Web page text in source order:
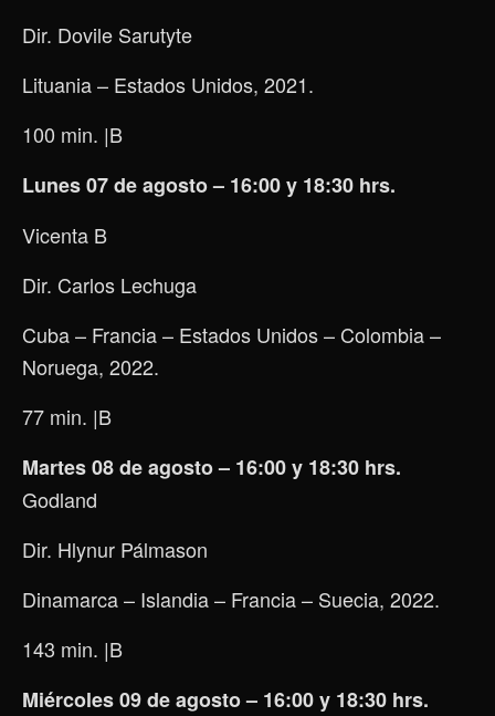
Dir. Dovile Sarutyte
Lituania – Estados Unidos, 2021.
100 min. |B
Lunes 07 de agosto – 16:00 y 18:30 hrs.
Vicenta B
Dir. Carlos Lechuga
Cuba – Francia – Estados Unidos – Colombia –
Noruega, 2022.
77 min. |B
Martes 08 de agosto – 16:00 y 18:30 hrs.
Godland
Dir. Hlynur Pálmason
Dinamarca – Islandia – Francia – Suecia, 2022.
143 min. |B
Miércoles 09 de agosto – 16:00 y 18:30 hrs.